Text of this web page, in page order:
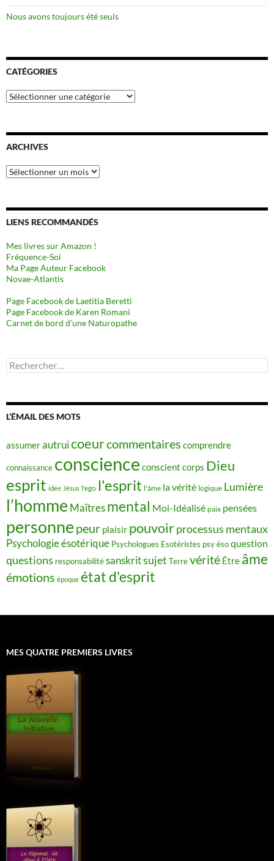
Nous avons toujours été seuls
CATÉGORIES
Catégories
ARCHIVES
Archives
LIENS RECOMMANDÉS
Mes livres sur Amazon !
Fréquence-Soi
Ma Page Auteur Facebook
Novae-Atlantis
Page Facebook de Laetitia Beretti
Page Facebook de Karen Romani
Carnet de bord d’une Naturopathe
Rechercher :
L’ÉMAIL DES MOTS
assumerautruicoeurcommentaires comprendre
connaissance conscience conscient corps Dieu
esprit idée Jésus l'ego l'esprit l'âme la vérité logique Lumière
l’homme Maîtres mental Moi-Idéalisé paix pensées
personne peur plaisir pouvoirprocessus mentaux
Psychologie ésotérique Psychologues Esotéristes psy ésoquestion
questions responsabilitésanskritsujet Terrevérité Être âme
émotions époque état d'esprit
MES QUATRE PREMIERS LIVRES